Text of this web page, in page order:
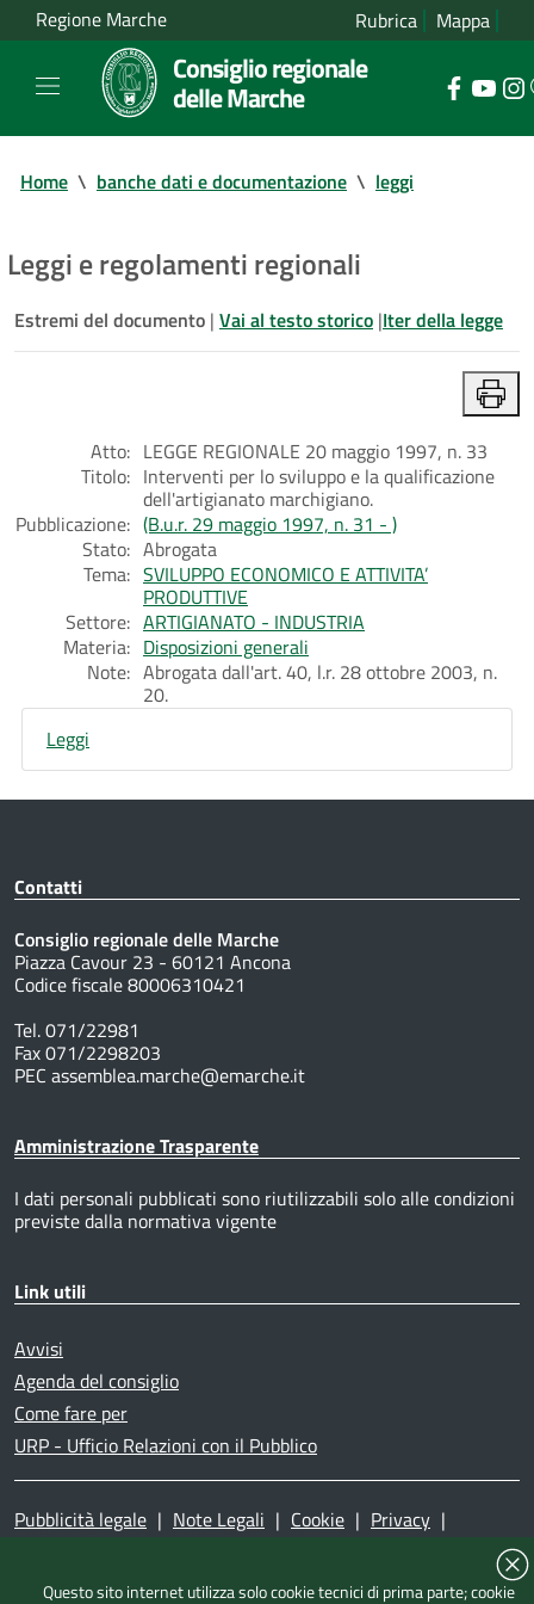
Regione Marche Rubrica Mappa
Consiglio regionale
delle Marche
Home \ banche dati e documentazione \ leggi
Leggi e regolamenti regionali
Estremi del documento | Vai al testo storico |Iter della legge
Atto: LEGGE REGIONALE 20 maggio 1997, n. 33
Titolo: Interventi per lo sviluppo e la qualificazione
dell'artigianato marchigiano.
Pubblicazione: (B.u.r. 29 maggio 1997, n. 31 - )
Stato: Abrogata
Tema: SVILUPPO ECONOMICO E ATTIVITA’
PRODUTTIVE
Settore: ARTIGIANATO - INDUSTRIA
Materia: Disposizioni generali
Note: Abrogata dall'art. 40, l.r. 28 ottobre 2003, n.
20.
Leggi
Contatti
Consiglio regionale delle Marche
Piazza Cavour 23 - 60121 Ancona
Codice fiscale 80006310421
Tel. 071/22981
Fax 071/2298203
PEC assemblea.marche@emarche.it
Amministrazione Trasparente
I dati personali pubblicati sono riutilizzabili solo alle condizioni
previste dalla normativa vigente
Link utili
Avvisi
Agenda del consiglio
Come fare per
URP - Ufficio Relazioni con il Pubblico
Pubblicità legale | Note Legali | Cookie | Privacy |
Questo sito internet utilizza solo cookie tecnici di prima parte; cookie